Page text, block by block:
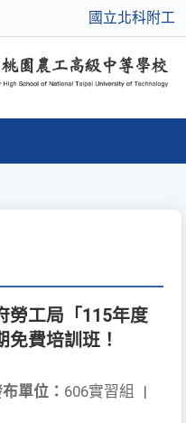
國立北科附工
勞工局「115年度
費培訓班！
單位： 606實習組 |